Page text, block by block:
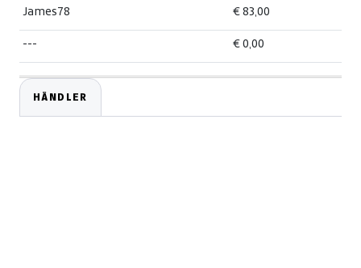
James78 € 83,00
--- € 0,00
HÄNDLER